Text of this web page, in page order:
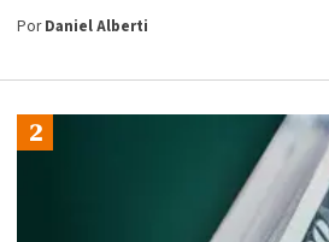
PorDaniel Alberti